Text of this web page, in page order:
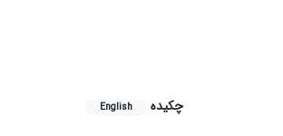
چکیده
English